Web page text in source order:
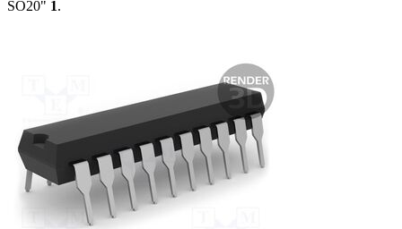
SO20" 1.